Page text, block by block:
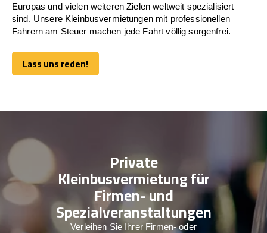
Europas und vielen weiteren Zielen weltweit spezialisiert
sind. Unsere Kleinbusvermietungen mit professionellen
Fahrern am Steuer machen jede Fahrt völlig sorgenfrei.
Lass uns reden!
Lass uns reden!
Private
Kleinbusvermietung für
Firmen- und
Spezialveranstaltungen
Verleihen Sie Ihrer Firmen- oder